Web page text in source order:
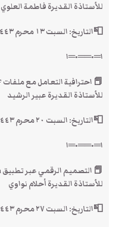
للأستاذة القديرة فاطمة العلوي
📮التاريخ: السبت ١٣ محرم ١٤٤٣
ا═•══•═ا
📕 احترافية التعامل مع ملفات PDF عبر الجوال.
للأستاذة القديرة عبير الرشيد
📮التاريخ: السبت ٢٠ محرم ١٤٤٣
ا═•══•═ا
📕 التصميم الرقمي عبر تطبيق Canva من خلال الجوال.
للأستاذة القديرة أحلام نواوي
📮التاريخ: السبت ٢٧ محرم ١٤٤٣